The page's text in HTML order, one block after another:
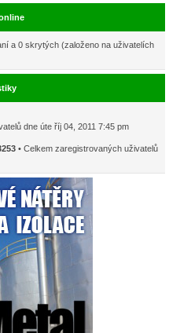
a 0 skrytých (založeno na uživatelích
dne úte říj 04, 2011 7:45 pm
• Celkem zaregistrovaných uživatelů